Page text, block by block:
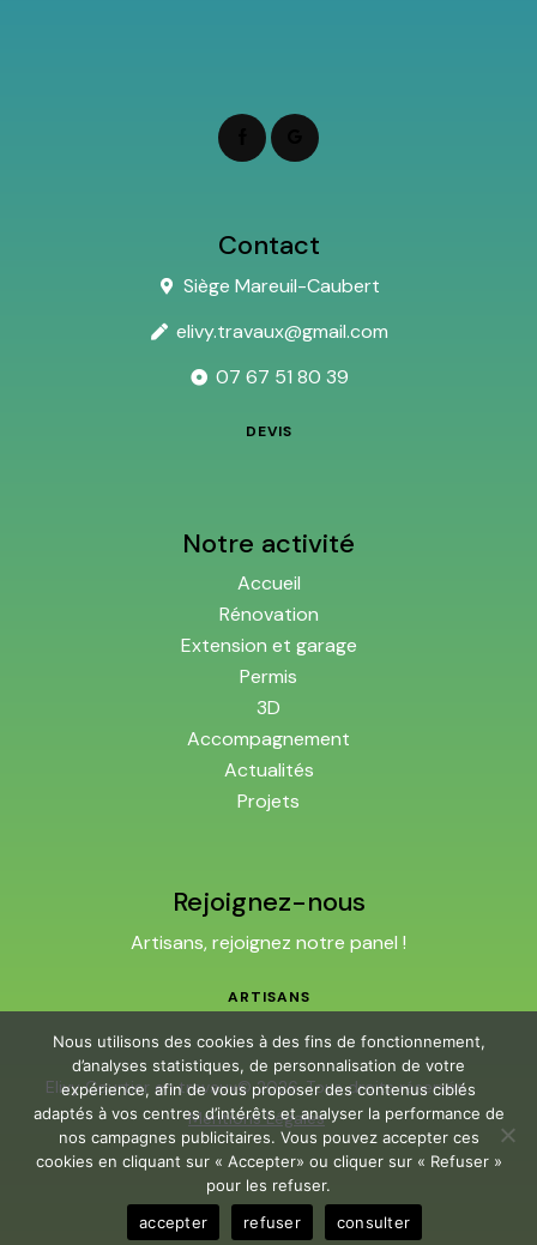
Contact
Siège Mareuil-Caubert
elivy.travaux@gmail.com
07 67 51 80 39
DEVIS
Notre activité
Accueil
Rénovation
Extension et garage
Permis
3D
Accompagnement
Actualités
Projets
Rejoignez-nous
Artisans, rejoignez notre panel !
ARTISANS
Elivy Courtier en travaux© 2026. Tous droits réservés.
Mentions Légales
Nous utilisons des cookies à des fins de fonctionnement,
d’analyses statistiques, de personnalisation de votre
expérience, afin de vous proposer des contenus ciblés
adaptés à vos centres d’intérêts et analyser la performance de
nos campagnes publicitaires. Vous pouvez accepter ces
cookies en cliquant sur « Accepter» ou cliquer sur « Refuser »
pour les refuser.
accepter
refuser consulter